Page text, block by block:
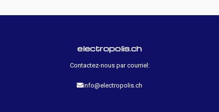
electropolis.ch
Contactez-nous par courriel:
info@electropolis.ch